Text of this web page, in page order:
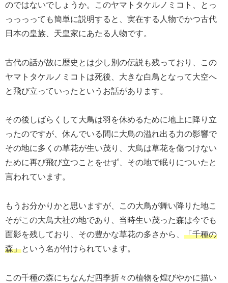
のではないでしょうか。このヤマトタケルノミコト、とっ
っっっっても簡単に説明すると、実在する人物でかつ古代
日本の皇族、天皇家にあたる人物です。
古代の話が故に歴史とは少し別の伝説も残っており、この
ヤマトタケルノミコトは死後、大きな白鳥となって大空へ
と飛び立っていったというお話があります。
その後しばらくして大鳥は羽を休めるために地上に降り立
ったのですが、休んでいる間に大鳥の溢れ出る力の影響で
その地に多くの草花が生い茂り、大鳥は草花を傷つけない
ために再び飛び立つことをせず、その地で眠りについたと
言われています。
もうお分かりかと思いますが、この大鳥が舞い降りた地こ
そがこの大鳥大社の地であり、当時生い茂った森は今でも
面影を残しており、その豊かな草花の多さから、 「千種の
森」という名が付けられています。
この千種の森にちなんだ四季折々の植物を煌びやかに描い